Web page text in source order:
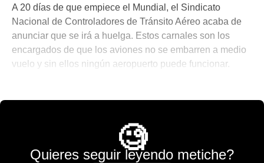
A 20 días de que empiece el Mundial, el Sindicato
Nacional de Controladores de Tránsito Aéreo acaba de
anunciar que se irá a huelga. Estos carnales son los
encargados de que los aviones no se embarren a medio
vuelo y sin ellos ningún aeropuerto puede funcionar.
🧐
Quieres seguir leyendo metiche?